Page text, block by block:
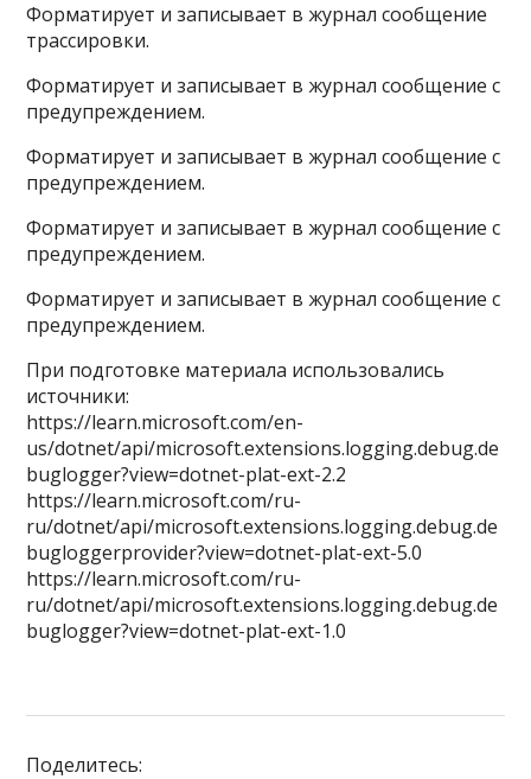
Форматирует и записывает в журнал сообщение
трассировки.
Форматирует и записывает в журнал сообщение с
предупреждением.
Форматирует и записывает в журнал сообщение с
предупреждением.
Форматирует и записывает в журнал сообщение с
предупреждением.
Форматирует и записывает в журнал сообщение с
предупреждением.
При подготовке материала использовались
источники:
https://learn.microsoft.com/en-
us/dotnet/api/microsoft.extensions.logging.debug.de
buglogger?view=dotnet-plat-ext-2.2
https://learn.microsoft.com/ru-
ru/dotnet/api/microsoft.extensions.logging.debug.de
bugloggerprovider?view=dotnet-plat-ext-5.0
https://learn.microsoft.com/ru-
ru/dotnet/api/microsoft.extensions.logging.debug.de
buglogger?view=dotnet-plat-ext-1.0
Поделитесь: